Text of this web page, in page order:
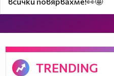
TRENDING